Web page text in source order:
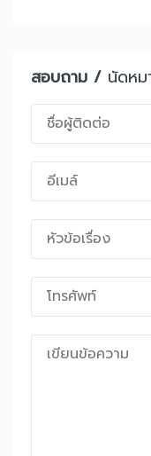
สอบถาม / นัดหม